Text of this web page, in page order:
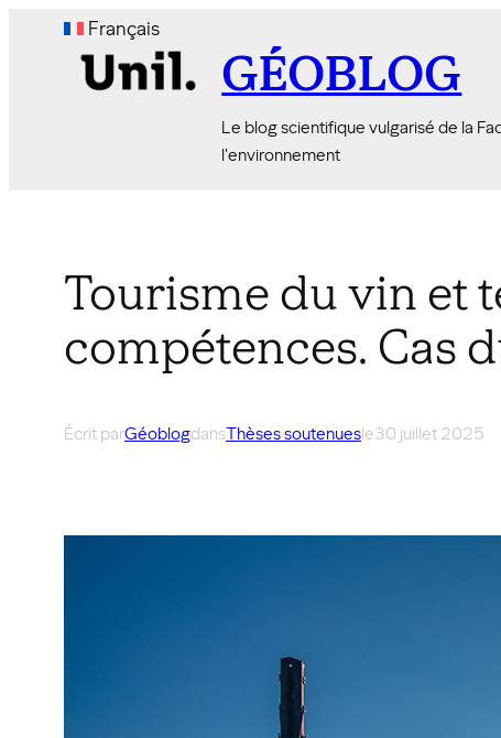
Français
GÉOBLOG
Le blog scientifique vulgarisé de la
l'environnement
Tourisme du vin et
compétences. Cas
Écrit parGéoblogdansThèses soutenuesle30 juillet 2025